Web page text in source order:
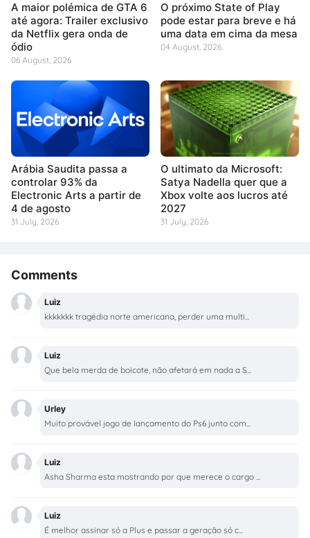
A maior polémica de GTA 6
até agora: Trailer exclusivo
da Netflix gera onda de
ódio
06 August, 2026
O próximo State of Play
pode estar para breve e há
uma data em cima da mesa
04 August, 2026
Arábia Saudita passa a
controlar 93% da
Electronic Arts a partir de
4 de agosto
31 July, 2026
O ultimato da Microsoft:
Satya Nadella quer que a
Xbox volte aos lucros até
2027
31 July, 2026
Comments
Luiz
kkkkkkk tragédia norte americana, perder uma multi...
Luiz
Que bela merda de boicote, não afetará em nada a S...
Urley
Muito provável jogo de lançamento do Ps6 junto com...
Luiz
Asha Sharma esta mostrando por que merece o cargo ...
Luiz
É melhor assinar só a Plus e passar a geração só c...